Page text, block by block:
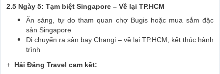
2.5 Ngày 5: Tạm biệt Singapore – Về lại TP.HCM
Ăn sáng, tự do tham quan chợ Bugis hoặc mua sắm đặc
sản Singapore
Di chuyển ra sân bay Changi – về lại TP.HCM, kết thúc hành
trình
+ Hải Đăng Travel cam kết: